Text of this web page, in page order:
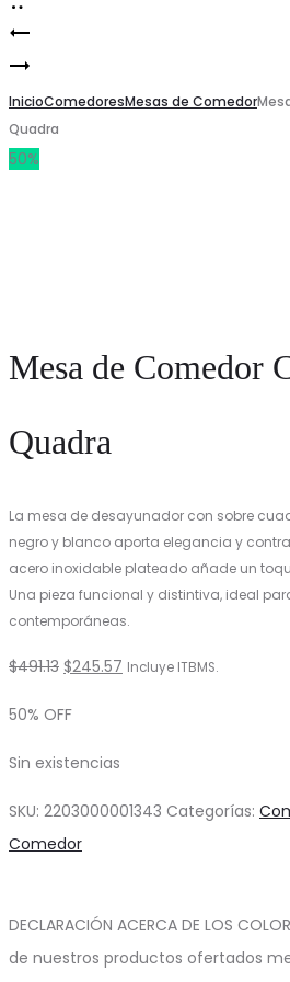
Product
navigation
Comedor
Semi-
Redondo
Mesa
de
Comedor
Cuadrada
InicioComedoresMesas de Comedor
Quadra
50%
Mesa de Comedor
Quadra
La mesa de desayunador con sobre
negro y blanco aporta elegancia y
acero inoxidable plateado añade un
Una pieza funcional y distintiva, ideal
contemporáneas.
$491.13 El
era:
$245.57 ElIncluye ITBMS.
50% OFF
Sin existencias
SKU: 2203000001343 Categorías:
Comedor
DECLARACIÓN ACERCA DE LOS
de nuestros productos ofertados